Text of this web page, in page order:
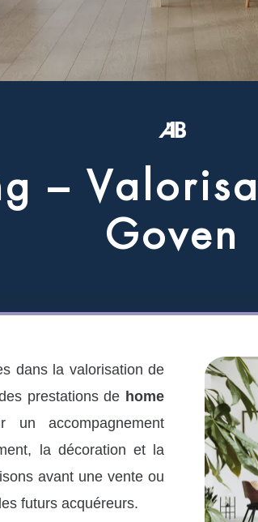
g – Valorisa
Goven
dans la valorisation de
prestations de home
accompagnement
la décoration et la
avant une vente ou
futurs acquéreurs.